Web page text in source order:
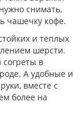
снимать,
чашечку кофе.
и теплых
шерсти.
в
А удобные и
вместе с
более на